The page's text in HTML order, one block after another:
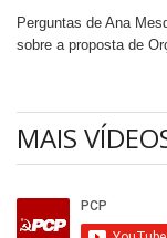
Perguntas de Ana
sobre a proposta de
MAIS